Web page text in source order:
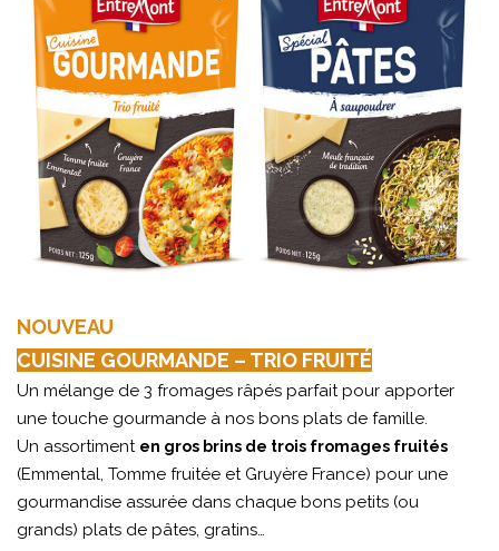
NOUVEAU
CUISINE GOURMANDE – TRIO FRUITÉ
Un mélange de 3 fromages râpés parfait pour apporter
une touche gourmande à nos bons plats de famille.
Un assortiment en gros brins de trois fromages fruités
(Emmental, Tomme fruitée et Gruyère France) pour une
gourmandise assurée dans chaque bons petits (ou
grands) plats de pâtes, gratins…